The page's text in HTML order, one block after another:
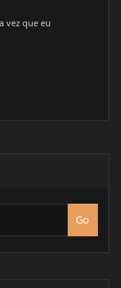
vez que eu
Go